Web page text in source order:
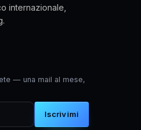
internazionale,
— una mail al mese,
Iscrivimi